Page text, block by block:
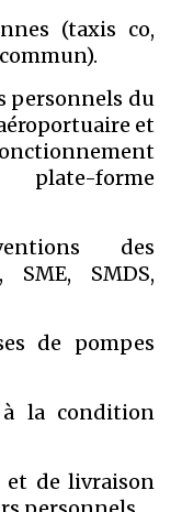
(taxis co,
personnels du
et
forme
des
SME, SMDS,
de pompes
à la condition
et de livraison